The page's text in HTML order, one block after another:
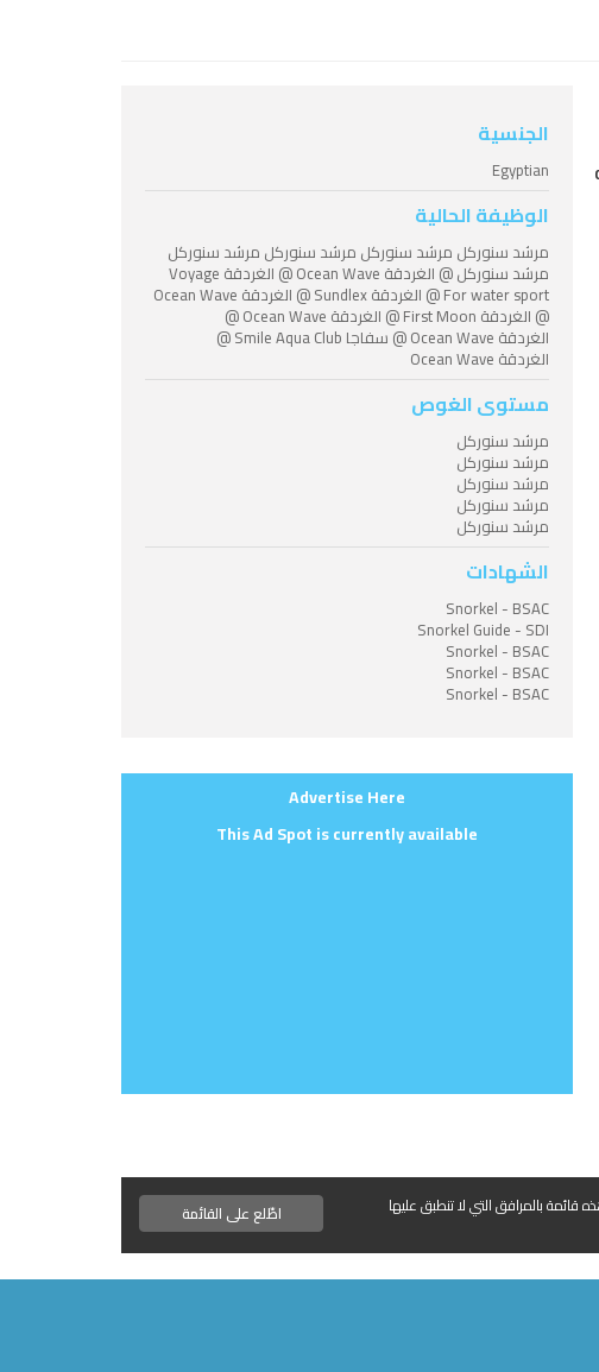
الجنسية
Egyptian
الوظيفة الحالية
مرشد سنوركل مرشد سنوركل مرشد سنوركل مرشد سنوركل
مرشد سنوركل @ الغردقة Ocean Wave @ الغردقة Voyage
For water sport @ الغردقة Sundlex @ الغردقة Ocean Wave
@ الغردقة First Moon @ الغردقة Ocean Wave @
الغردقة Ocean Wave @ سفاجا Smile Aqua Club @
الغردقة Ocean Wave
مستوى الغوص
مرشد سنوركل
مرشد سنوركل
مرشد سنوركل
مرشد سنوركل
مرشد سنوركل
الشهادات
Snorkel - BSAC
Snorkel Guide - SDI
Snorkel - BSAC
Snorkel - BSAC
Snorkel - BSAC
Advertise Here
This Ad Spot is currently available
قائمة بالمرافق التي لا تنطبق عليها اطّلع على القائمة